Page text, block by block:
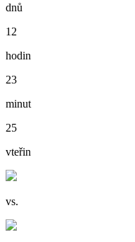
dnů
12
hodin
23
minut
24
vteřin
vs.